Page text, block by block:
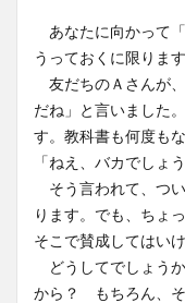
あなたに向かって
うっておくに限りま
友だちのＡさんが
だね」と言いました
す。教科書も何度も
「ねえ、バカでしょう
そう言われて、つ
ります。でも、ちょ
そこで賛成してはいけ
どうしてでしょう
から？ もちろん、そ